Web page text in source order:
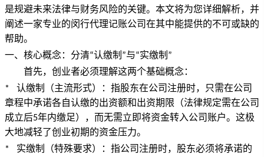
资
讯
-
上
海
闵
是规避未来法律与财务风险的关键。本文将为您详细解析，并
阐述一家专业的闵行代理记账公司在其中能提供的不可或缺的
帮助。
一、核心概念：分清“认缴制 ”与“实缴制 ”
首先，创业者必须理解这两个基础概念：
* 认缴制（主流形式）：指股东在公司注册时，只需在公司
章程中承诺各自认缴的出资额和出资期限（法律规定需在公司
成立后5年内缴足），而无需立即将资金转入公司账户。这极
大地减轻了创业初期的资金压力。
* 实缴制（特殊要求）：指公司注册时，股东必须将承诺的